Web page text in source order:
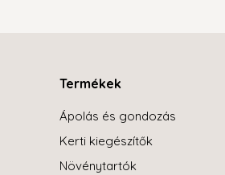
Termékek
Ápolás és gondozás
Kerti kiegészítők
Növénytartók